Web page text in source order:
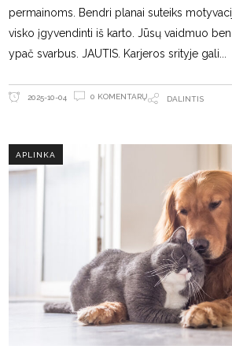
permainoms. Bendri planai suteiks
visko įgyvendinti iš karto. Jūsų vaidmuo
ypač svarbus. JAUTIS. Karjeros srityje gali
2025-10-04 0 KOMENTARŲ DALINTIS
APLINKA